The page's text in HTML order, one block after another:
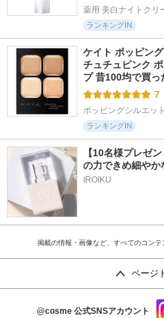
薬用 美白ナイトクリ
ランキングIN
ケイト ポッピン
チュチュピンク
プ 昔100均で買
7
ポッピングシルエッ
ランキングIN
【10名様プレゼ
の力できめ細やか
IROIKU
掲載の情報・画像など、すべてのコンテ
ページ
@cosme 公式SNSアカウント